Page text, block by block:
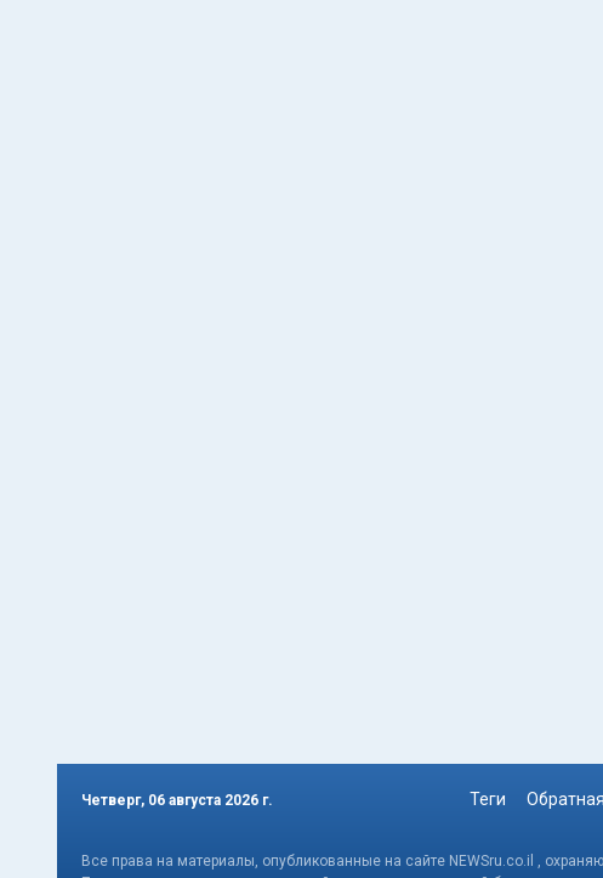
Четверг, 06 августа 2026 г. Теги
Все права на материалы, опубликованные на сайте NEWSru.co.il ,